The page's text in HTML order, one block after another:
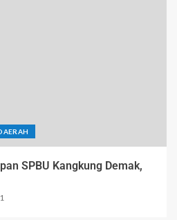
SPBU Kangkung Demak,